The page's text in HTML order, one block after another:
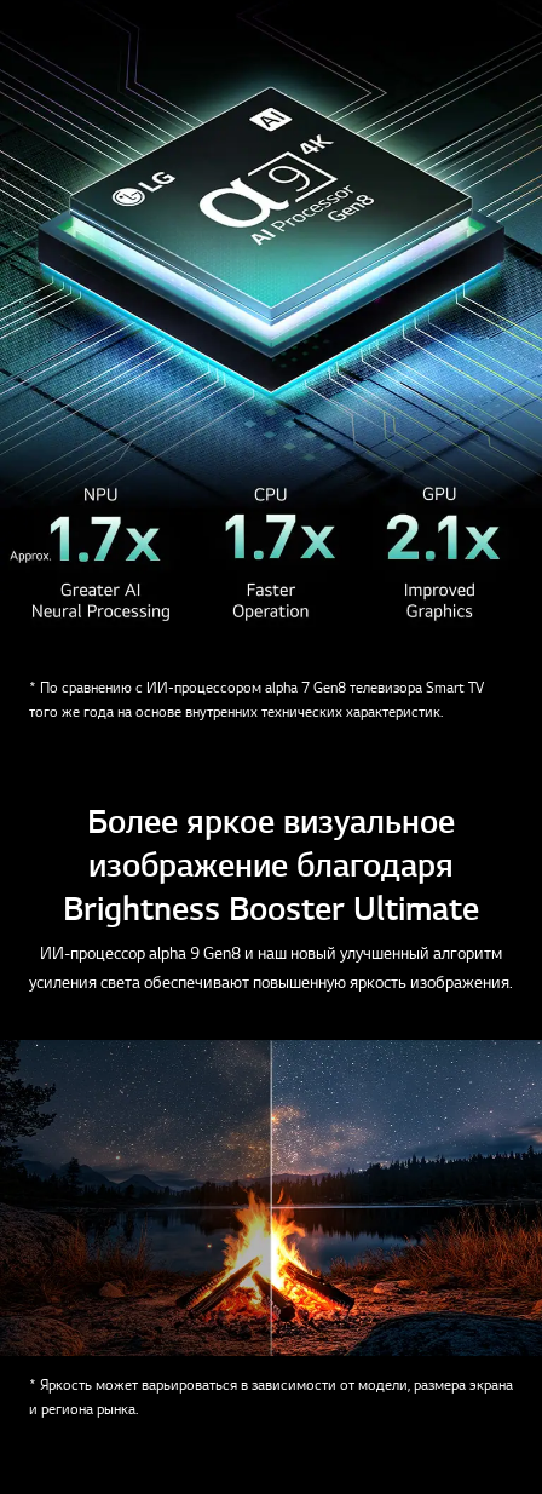
* По сравнению с ИИ-процессором alpha 7 Gen8 телевизора Smart TV
того же года на основе внутренних технических характеристик.
Более яркое визуальное
изображение благодаря
Brightness Booster Ultimate
ИИ-процессор alpha 9 Gen8 и наш новый улучшенный алгоритм
усиления света обеспечивают повышенную яркость изображения.
* Яркость может варьироваться в зависимости от модели, размера экрана
и региона рынка.